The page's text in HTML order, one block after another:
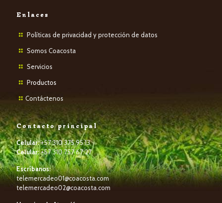
Enlaces
Políticas de privacidad y protección de datos
Somos Coacosta
Servicios
Productos
Contáctenos
Contacto principal
Celular:+57 310 375 95 13
Celular:+57 310 757 67 27
Escríbanos:
telemercadeo01@coacosta.com
telemercadeo02@coacosta.com